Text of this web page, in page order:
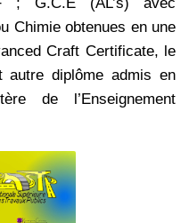
Chimie obtenues en une
Craft Certificate, le
autre diplôme admis en
de l’Enseignement